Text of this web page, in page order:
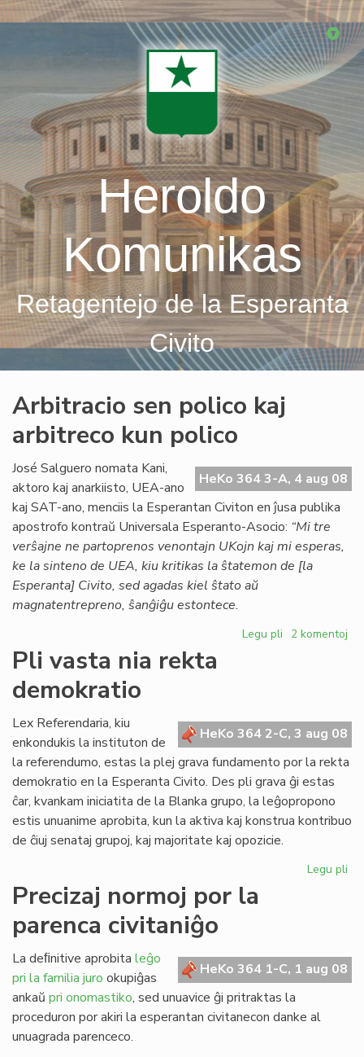
Skip
Heroldo
Komunikas
Retagentejo de la Esperanta
Civito
Arbitracio sen polico kaj
arbitreco kun polico
HeKo 364 3-A, 4 aug 08
José Salguero nomata Kani,
aktoro kaj anarkiisto, UEA-ano
kaj SAT-ano, menciis la Esperantan Civiton en ĵusa publika
apostrofo kontraŭ Universala Esperanto-Asocio: “Mi tre
verŝajne ne partoprenos venontajn UKojn kaj mi esperas,
ke la sinteno de UEA, kiu kritikas la ŝtatemon de [la
Esperanta] Civito, sed agadas kiel ŝtato aŭ
magnatentrepreno, ŝanĝiĝu estontece.
Legu pli pri
arbitreco
kun
polico
2 komentoj
Pli vasta nia rekta
demokratio
HeKo 364 2-C, 3 aug 08
Lex Referendaria, kiu
enkondukis la instituton de
la referendumo, estas la plej grava fundamento por la rekta
demokratio en la Esperanta Civito. Des pli grava ĝi estas
ĉar, kvankam iniciatita de la Blanka grupo, la leĝopropono
estis unuanime aprobita, kun la aktiva kaj konstrua kontribuo
de ĉiuj senataj grupoj, kaj majoritate kaj opozicie.
Legu pli
Precizaj normoj por la
parenca civitaniĝo
HeKo 364 1-C, 1 aug 08
La deﬁnitive aprobita leĝo
pri la familia juro okupiĝas
ankaŭ pri onomastiko, sed unuavice ĝi pritraktas la
proceduron por akiri la esperantan civitanecon danke al
unuagrada parenceco.